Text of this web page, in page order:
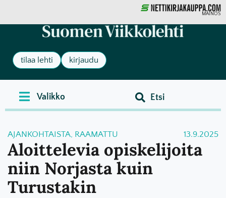
MAINOS
tilaa lehti kirjaudu
AJANKOHTAISTA, RAAMATTU 13.9.2025
Aloittelevia opiskelijoita
niin Norjasta kuin
Turustakin